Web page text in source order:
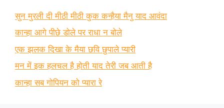
सुन मुरली दी मीठी मीठी कुक कन्हैया मैनु याद आवंदा
कान्हा आगे पीछे डोले पर राधा न बोले
एक झलक दिखा के मैया छवि छुपाले प्यारी
मन में इक हलचल है होती याद तेरी जब आती है
कान्हा सब गोपियन को प्यारा रे